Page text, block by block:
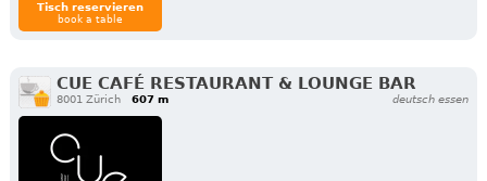
Tisch reservieren
book a table
CUE CAFÉ RESTAURANT & LOUNGE BAR
8001 Zürich 607 m deutsch essen